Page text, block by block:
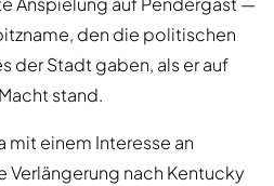
den die politischen
der Stadt gaben, als er auf
stand.
mit einem Interesse an
nach Kentucky